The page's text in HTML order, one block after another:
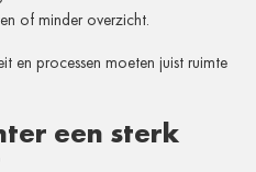
of minder overzicht.
en processen moeten juist ruimte
een sterk